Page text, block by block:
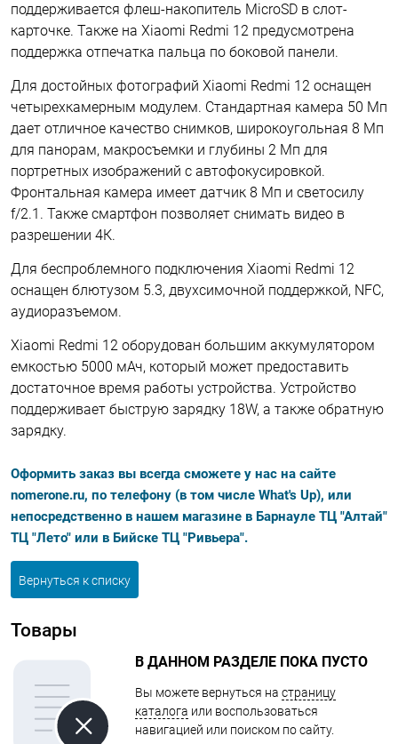
поддерживается флеш-накопитель MicroSD в слот-
карточке. Также на Xiaomi Redmi 12 предусмотрена
поддержка отпечатка пальца по боковой панели.
Для достойных фотографий Xiaomi Redmi 12 оснащен
четырехкамерным модулем. Стандартная камера 50 Мп
дает отличное качество снимков, широкоугольная 8 Мп
для панорам, макросъемки и глубины 2 Мп для
портретных изображений с автофокусировкой.
Фронтальная камера имеет датчик 8 Мп и светосилу
f/2.1. Также смартфон позволяет снимать видео в
разрешении 4К.
Для беспроблемного подключения Xiaomi Redmi 12
оснащен блютузом 5.3, двухсимочной поддержкой, NFC,
аудиоразъемом.
Xiaomi Redmi 12 оборудован большим аккумулятором
емкостью 5000 мАч, который может предоставить
достаточное время работы устройства. Устройство
поддерживает быструю зарядку 18W, а также обратную
зарядку.
Оформить заказ вы всегда сможете у нас на сайте
nomerone.ru, по телефону (в том числе What's Up), или
непосредственно в нашем магазине в Барнауле ТЦ "Алтай"
ТЦ "Лето" или в Бийске ТЦ "Ривьера".
Вернуться к списку
Товары
В ДАННОМ РАЗДЕЛЕ ПОКА ПУСТО
Вы можете вернуться на страницу
каталога или воспользоваться
навигацией или поиском по сайту.